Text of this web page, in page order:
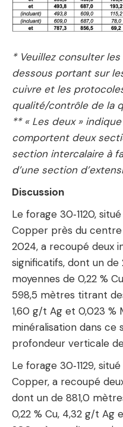
* Veuillez consulter
dessous portant sur
cuivre et les
qualité/contrôle de la
** « Les deux »
comportent deux
section intercalaire à
d’une section
Discussion
Le forage 30‑1120,
Copper près du centre
2024, a recoupé deux
significatifs, dont un
moyennes de 0,22 %
598,5 mètres titrant
1,60 g/t Ag et 0,023 %
minéralisation dans ce
profondeur verticale
Le forage 30‑1129,
Copper, a recoupé
dont un de 881,0
0,22 % Cu, 4,32 g/t Ag